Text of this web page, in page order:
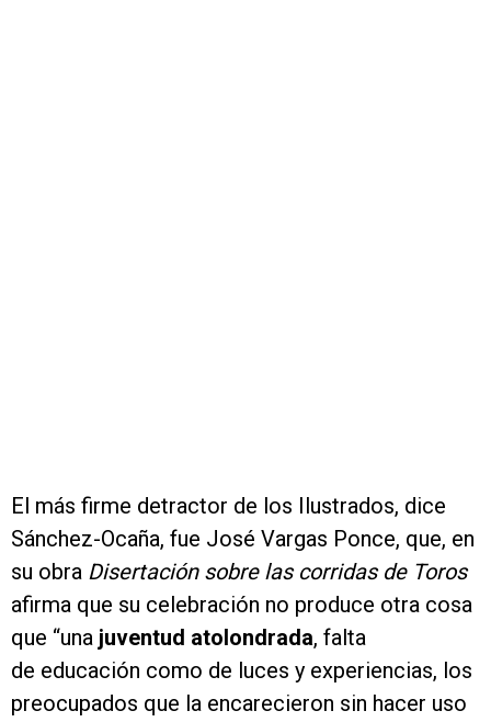
El más firme detractor de los Ilustrados, dice
Sánchez-Ocaña, fue José Vargas Ponce, que, en
su obra Disertación sobre las corridas de Toros
afirma que su celebración no produce otra cosa
que “una juventud atolondrada, falta
de educación como de luces y experiencias, los
preocupados que la encarecieron sin hacer uso